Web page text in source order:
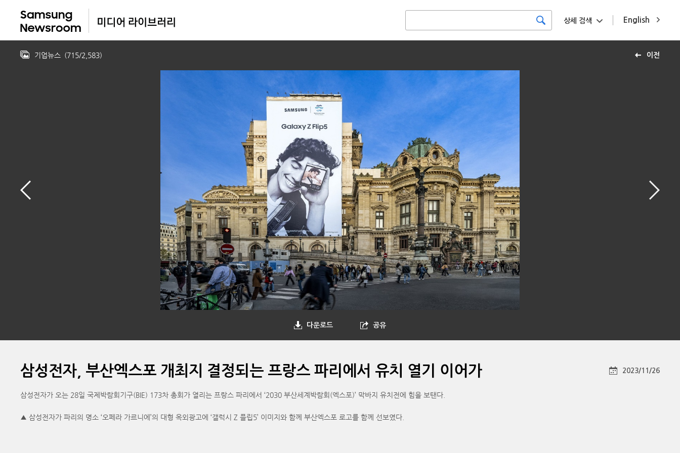
English
상세 검색
이전
기업뉴스 (715/2,583)
다운로드 공유
삼성전자, 부산엑스포 개최지 결정되는 프랑스 파리에서 유치 열기 이어가 2023/11/26
삼성전자가 오는 28일 국제박람회기구(BIE) 173차 총회가 열리는 프랑스 파리에서 ‘2030 부산세계박람회(엑스포)’ 막바지 유치전에 힘을 보탠다.
▲ 삼성전자가 파리의 명소 ‘오페라 가르니에’의 대형 옥외광고에 ‘갤럭시 Z 플립5’ 이미지와 함께 부산엑스포 로고를 함께 선보였다.